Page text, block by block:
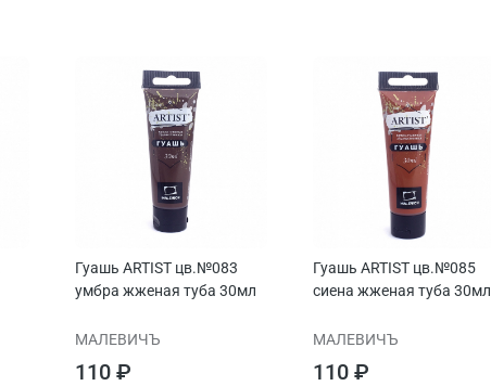
Гуашь ARTIST цв.№083
умбра жженая туба 30мл
МАЛЕВИЧЪ
110 ₽
Гуашь ARTIST цв.№085
сиена жженая туба 30мл
МАЛЕВИЧЪ
110 ₽